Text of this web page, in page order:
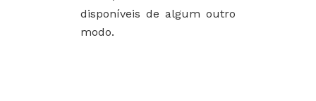
disponíveis de algum outro
modo.